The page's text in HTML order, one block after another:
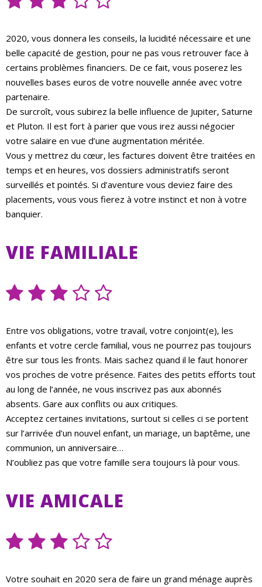
2020, vous donnera les conseils, la lucidité nécessaire et une
belle capacité de gestion, pour ne pas vous retrouver face à
certains problèmes financiers. De ce fait, vous poserez les
nouvelles bases euros de votre nouvelle année avec votre
partenaire.
De surcroît, vous subirez la belle influence de Jupiter, Saturne
et Pluton. Il est fort à parier que vous irez aussi négocier
votre salaire en vue d’une augmentation méritée.
Vous y mettrez du cœur, les factures doivent être traitées en
temps et en heures, vos dossiers administratifs seront
surveillés et pointés. Si d’aventure vous deviez faire des
placements, vous vous fierez à votre instinct et non à votre
banquier.
VIE FAMILIALE
Entre vos obligations, votre travail, votre conjoint(e), les
enfants et votre cercle familial, vous ne pourrez pas toujours
être sur tous les fronts. Mais sachez quand il le faut honorer
vos proches de votre présence. Faites des petits efforts tout
au long de l’année, ne vous inscrivez pas aux abonnés
absents. Gare aux conflits ou aux critiques.
Acceptez certaines invitations, surtout si celles ci se portent
sur l’arrivée d’un nouvel enfant, un mariage, un baptême, une
communion, un anniversaire…
N’oubliez pas que votre famille sera toujours là pour vous.
VIE AMICALE
Votre souhait en 2020 sera de faire un grand ménage auprès